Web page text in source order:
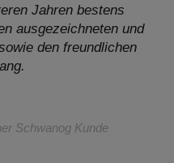
Schwanog Kunde
Jahren bestens
ausgezeichneten und
den freundlichen